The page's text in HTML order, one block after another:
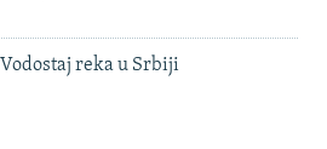
Vodostaj reka u Srbiji